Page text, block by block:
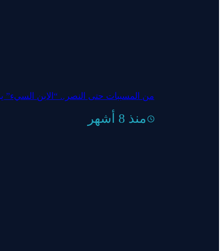
من المسببات حتى النصر.. “الابن السيء”
منذ 8 أشهر